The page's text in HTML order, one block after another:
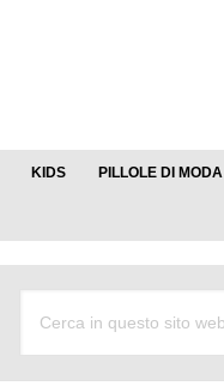
KIDS PILLOLE DI MODA